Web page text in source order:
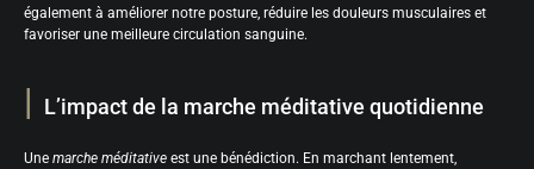
également à améliorer notre posture, réduire les douleurs musculaires et
favoriser une meilleure circulation sanguine.
L’impact de la marche méditative quotidienne
Une marche méditative est une bénédiction. En marchant lentement,